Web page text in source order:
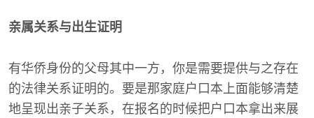
亲属关系与出生证明
有华侨身份的父母其中一方，你是需要提供与之存在
的法律关系证明的。要是那家庭户口本上面能够清楚
地呈现出亲子关系，在报名的时候把户口本拿出来展